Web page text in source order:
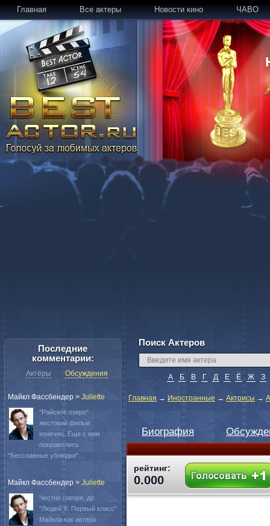
Главная Все актеры Новости кино ЧАВО
Поиск Актеров
А Б В Г Д Е Ё Ж З
Главная → Иностранные → Актрисы →
Биография
рейтинг:
0.000
Последние
комментарии:
Актёры Обсуждения
Майкл Фассбендер > Juliette
"Райское озеро"
жестокий фильм
конечно. Еще с ним
понравились
"Бесславные ублюдки"...
Майкл Фассбендер > Juliette
Честно говоря, до
"Людей Х: Первый класс"
Майкла как актера